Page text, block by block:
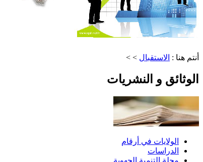
أنتم هنا : الاستقبال > >
الوثائق و النشريات
الولايات في أرقام
الدراسات
مجلة التنمية الجهوية